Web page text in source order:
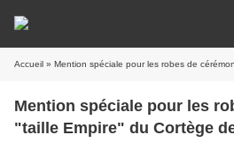
Accueil » Mention spéciale pour les robes de cérémonie
Mention spéciale pour les
"taille Empire" du Cortège